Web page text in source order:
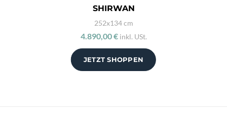
JETZT SHOPPEN
SHIRWAN
252x134 cm
4.890,00 € inkl. USt.